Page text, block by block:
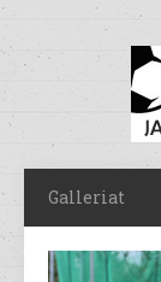
Galleriat